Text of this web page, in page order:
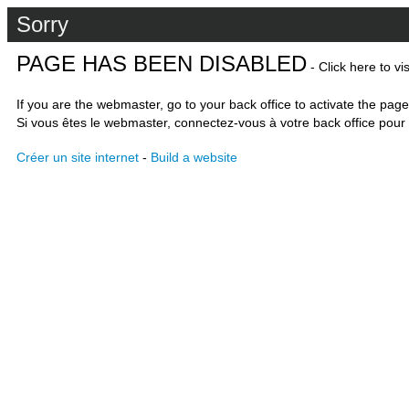
Sorry
PAGE HAS BEEN DISABLED - Click here to
If you are the webmaster, go to your back office to activate the
Si vous êtes le webmaster, connectez-vous à votre back office
Créer un site internet - Build a website